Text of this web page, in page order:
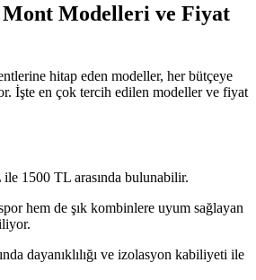
Modelleri ve Fiyat
hitap eden modeller, her bütçeye
İşte en çok tercih edilen modeller ve fiyat
1500 TL arasında bulunabilir.
hem de şık kombinlere uyum sağlayan
dayanıklılığı ve izolasyon kabiliyeti ile